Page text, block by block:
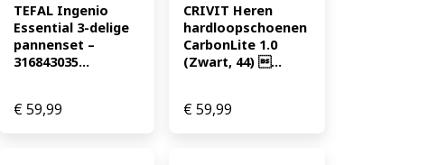
TEFAL Ingenio
Essential 3-delige
pannenset –
316843035...
€59,99
CRIVIT Heren
hardloopschoenen
CarbonLite 1.0
(Zwart, 44) ...
€59,99